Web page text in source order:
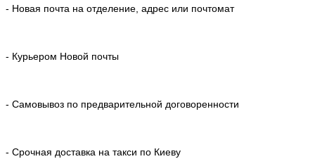
- Новая почта на отделение, адрес или почтомат
- Курьером Новой почты
- Самовывоз по предварительной договоренности
- Срочная доставка на такси по Киеву